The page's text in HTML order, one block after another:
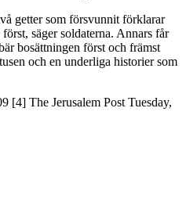
getter som försvunnit förklarar
säger soldaterna. Annars får
bosättningen först och främst
och en underliga historier som
[4] The Jerusalem Post Tuesday,